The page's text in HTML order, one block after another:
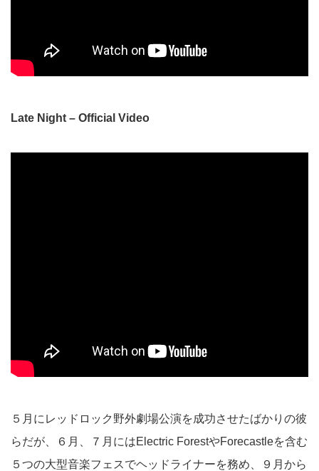
Late Night – Official Video
５月にレッドロック野外劇場公演を成功させたばかりの彼
らだが、６月、７月にはElectric ForestやForecastleを含む
５つの大型音楽フェスでヘッドライナーを務め、９月から